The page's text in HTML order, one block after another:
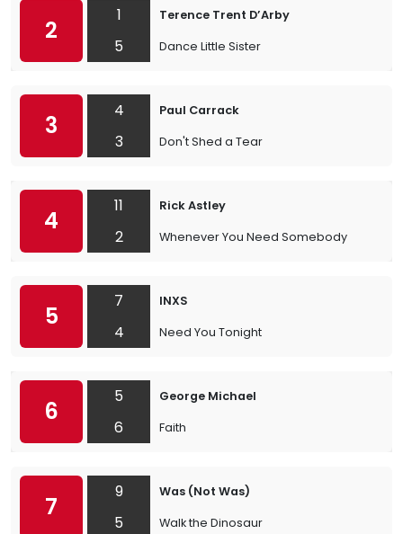
2
1
5
Terence Trent D’Arby
Dance Little Sister
3
4
3
Paul Carrack
Don't Shed a Tear
4
11
2
Rick Astley
Whenever You Need Somebody
5
7
4
INXS
Need You Tonight
6
5
6
George Michael
Faith
7
9
5
Was (Not Was)
Walk the Dinosaur